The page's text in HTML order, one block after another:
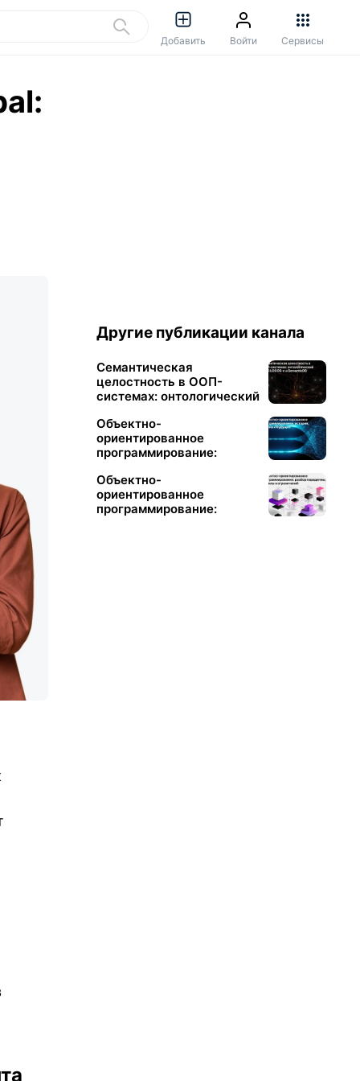
Добавить Войти Сервисы
Другие публикации канала
Семантическая
целостность в ООП-
системах: онтологический
SemanticDB
Объектно-
ориентированное
программирование:
будущее
Объектно-
ориентированное
программирование: